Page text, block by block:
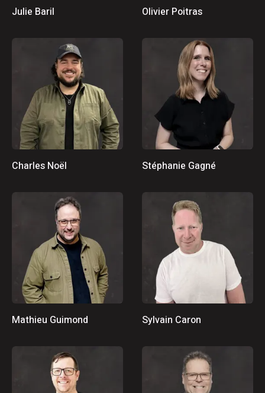
Julie Baril Olivier Poitras
Charles Noël Stéphanie Gagné
Mathieu Guimond Sylvain Caron